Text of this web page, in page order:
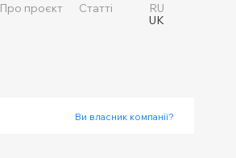
Про проєкт Статті
RU
UK
Ви власник компанії?